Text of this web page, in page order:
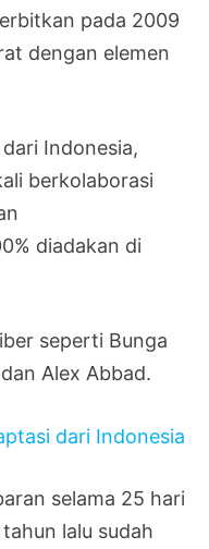
pada 2009
dengan elemen
Indonesia,
berkolaborasi
diadakan di
seperti Bunga
Alex Abbad.
selama 25 hari
lalu sudah